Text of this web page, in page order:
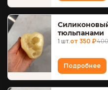
тюльпанами
1 шт.от 350 ₽
Подробнее